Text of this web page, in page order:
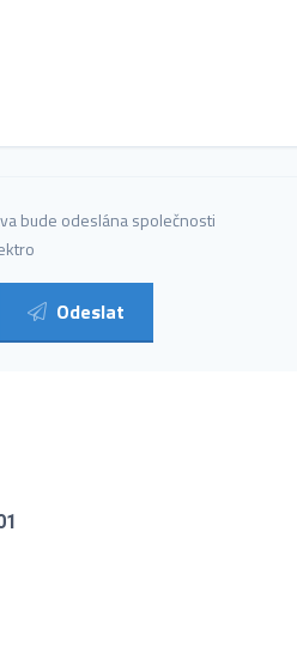
bude odeslána společnosti
Odeslat